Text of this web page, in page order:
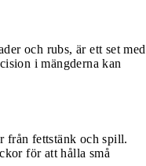
och rubs, är ett set med
i mängderna kan
från fettstänk och spill.
för att hålla små